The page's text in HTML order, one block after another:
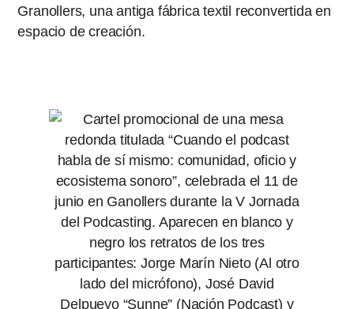
Granollers, una antiga fábrica textil reconvertida en
espacio de creación.